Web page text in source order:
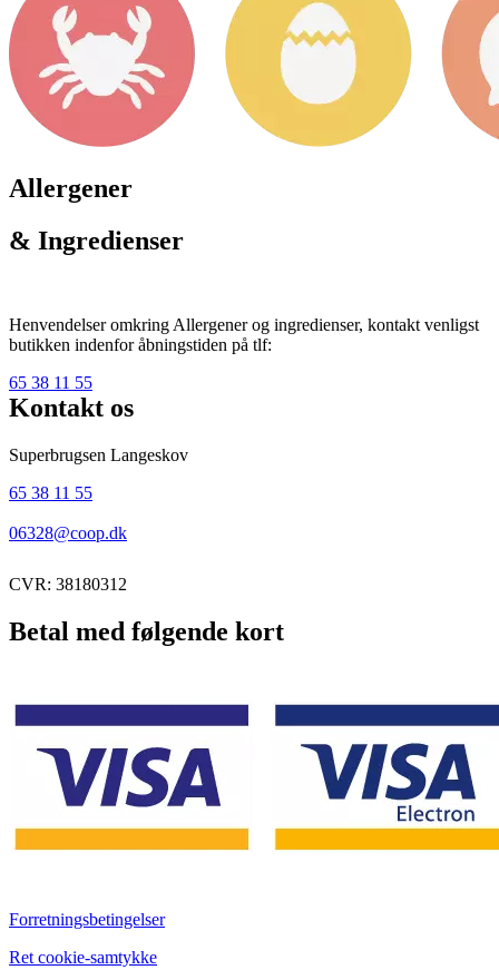
Allergener
& Ingredienser
Henvendelser omkring Allergener og ingredienser, kontakt venligst
butikken indenfor åbningstiden på tlf:
65 38 11 55
Kontakt os
Superbrugsen Langeskov
65 38 11 55
06328@coop.dk
CVR: 38180312
Betal med følgende kort
Forretningsbetingelser
Ret cookie-samtykke